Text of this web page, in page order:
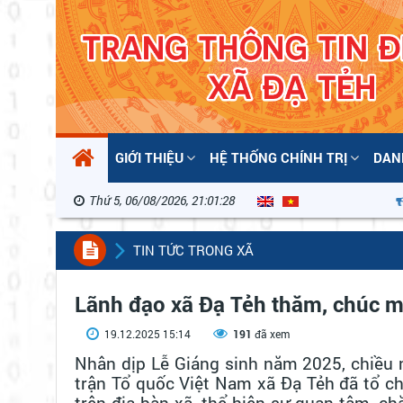
GIỚI THIỆU HỆ THỐNG CHÍNH TRỊ
Thứ 5, 06/08/2026, 21:01:29
TIN TỨC TRONG XÃ
Lãnh đạo xã Đạ Tẻh thăm, chúc
19.12.2025 15:14 191 đã xem
Nhân dịp Lễ Giáng sinh năm 2025,
trận Tổ quốc Việt Nam xã Đạ Tẻh đã tổ